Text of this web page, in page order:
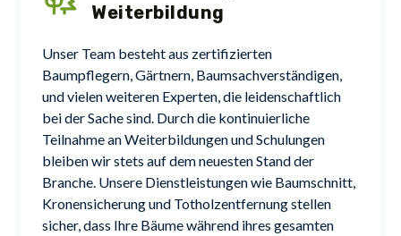
Weiterbildung
Unser Team besteht aus zertifizierten
Baumpflegern, Gärtnern, Baumsachverständigen,
und vielen weiteren Experten, die leidenschaftlich
bei der Sache sind. Durch die kontinuierliche
Teilnahme an Weiterbildungen und Schulungen
bleiben wir stets auf dem neuesten Stand der
Branche. Unsere Dienstleistungen wie Baumschnitt,
Kronensicherung und Totholzentfernung stellen
sicher, dass Ihre Bäume während ihres gesamten